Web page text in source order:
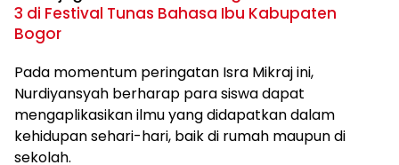
3 di Festival Tunas Bahasa Ibu Kabupaten
Bogor
Pada momentum peringatan Isra Mikraj ini,
Nurdiyansyah berharap para siswa dapat
mengaplikasikan ilmu yang didapatkan dalam
kehidupan sehari-hari, baik di rumah maupun di
sekolah.